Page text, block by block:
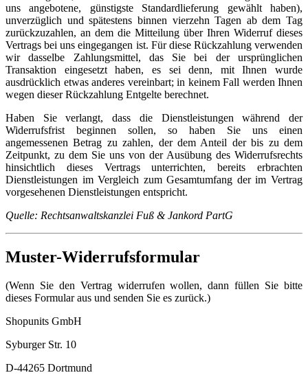
uns angebotene, günstigste Standardlieferung gewählt haben),
unverzüglich und spätestens binnen vierzehn Tagen ab dem Tag
zurückzuzahlen, an dem die Mitteilung über Ihren Widerruf dieses
Vertrags bei uns eingegangen ist. Für diese Rückzahlung verwenden
wir dasselbe Zahlungsmittel, das Sie bei der ursprünglichen
Transaktion eingesetzt haben, es sei denn, mit Ihnen wurde
ausdrücklich etwas anderes vereinbart; in keinem Fall werden Ihnen
wegen dieser Rückzahlung Entgelte berechnet.
Haben Sie verlangt, dass die Dienstleistungen während der
Widerrufsfrist beginnen sollen, so haben Sie uns einen
angemessenen Betrag zu zahlen, der dem Anteil der bis zu dem
Zeitpunkt, zu dem Sie uns von der Ausübung des Widerrufsrechts
hinsichtlich dieses Vertrags unterrichten, bereits erbrachten
Dienstleistungen im Vergleich zum Gesamtumfang der im Vertrag
vorgesehenen Dienstleistungen entspricht.
Quelle: Rechtsanwaltskanzlei Fuß & Jankord PartG
Muster-Widerrufsformular
(Wenn Sie den Vertrag widerrufen wollen, dann füllen Sie bitte
dieses Formular aus und senden Sie es zurück.)
Shopunits GmbH
Syburger Str. 10
D-44265 Dortmund